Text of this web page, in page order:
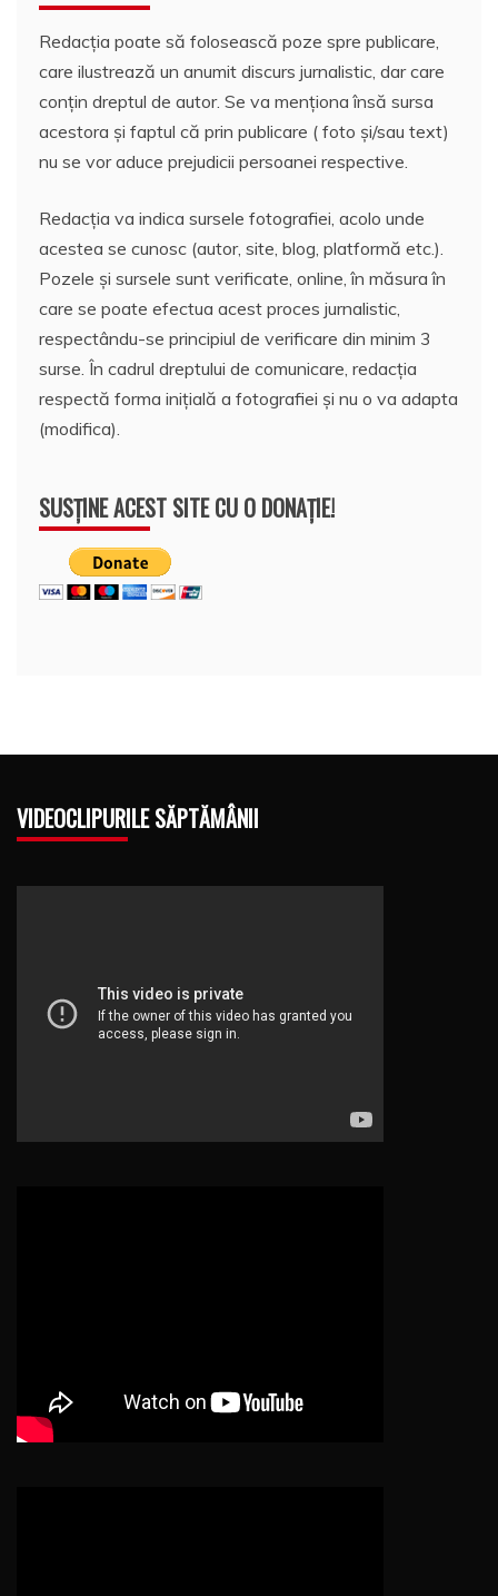
Redacția poate să folosească poze spre publicare,
care ilustrează un anumit discurs jurnalistic, dar care
conțin dreptul de autor. Se va menționa însă sursa
acestora și faptul că prin publicare ( foto și/sau text)
nu se vor aduce prejudicii persoanei respective.
Redacția va indica sursele fotografiei, acolo unde
acestea se cunosc (autor, site, blog, platformă etc.).
Pozele și sursele sunt verificate, online, în măsura în
care se poate efectua acest proces jurnalistic,
respectându-se principiul de verificare din minim 3
surse. În cadrul dreptului de comunicare, redacția
respectă forma inițială a fotografiei și nu o va adapta
(modifica).
SUSȚINE ACEST SITE CU O DONAȚIE!
VIDEOCLIPURILE SĂPTĂMÂNII